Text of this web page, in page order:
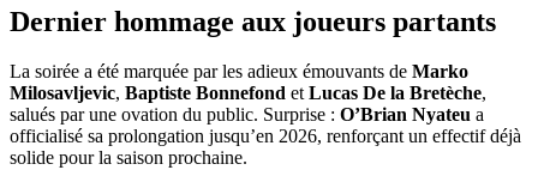
Dernier hommage aux joueurs partants
La soirée a été marquée par les adieux émouvants de Marko
Milosavljevic, Baptiste Bonnefond etLucas De la Bretèche,
salués par une ovation du public. Surprise : O’Brian Nyateu a
officialisé sa prolongation jusqu’en 2026, renforçant un effectif déjà
solide pour la saison prochaine.